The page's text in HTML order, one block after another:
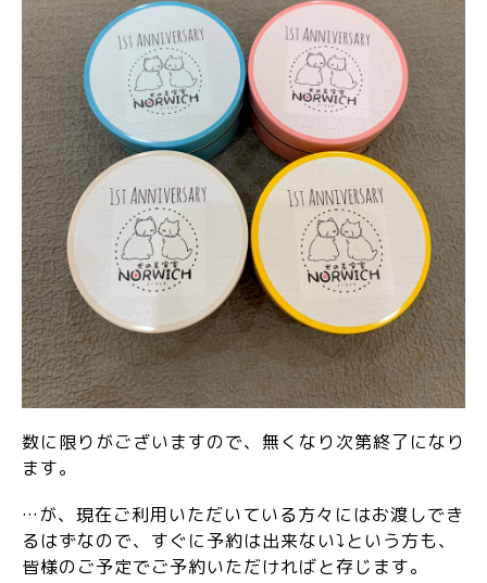
数に限りがございますので、無くなり次第終了になり
ます。
…が、現在ご利用いただいている方々にはお渡しでき
るはずなので、すぐに予約は出来ない⤵という方も、
皆様のご予定でご予約いただければと存じます。